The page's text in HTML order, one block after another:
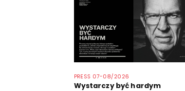
PRESS 07-08/2026
Wystarczy być hardym